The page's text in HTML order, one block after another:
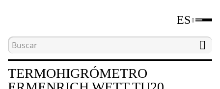
ES
Inicio Medidores de parámetros
TERMOHIGRÓMETRO